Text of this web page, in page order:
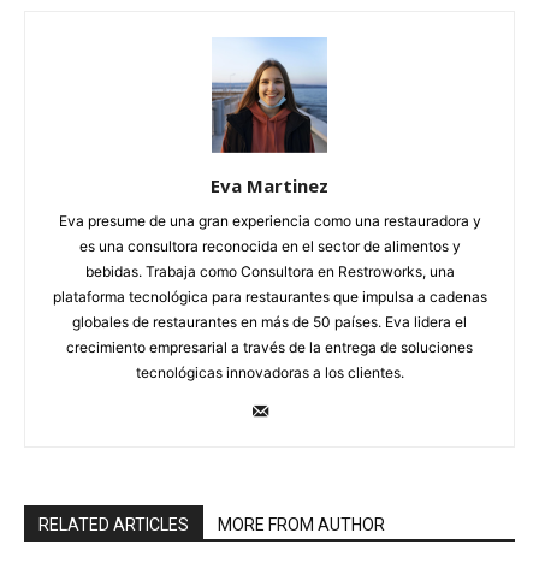
Eva Martinez
Eva presume de una gran experiencia como una restauradora y
es una consultora reconocida en el sector de alimentos y
bebidas. Trabaja como Consultora en Restroworks, una
plataforma tecnológica para restaurantes que impulsa a cadenas
globales de restaurantes en más de 50 países. Eva lidera el
crecimiento empresarial a través de la entrega de soluciones
tecnológicas innovadoras a los clientes.
RELATED ARTICLES MORE FROM AUTHOR